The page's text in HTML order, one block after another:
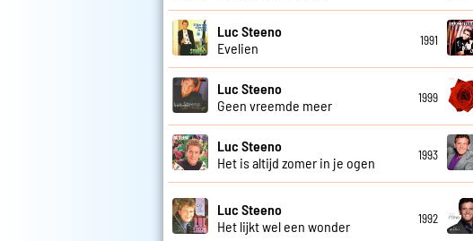
Luc Steeno
Evelien
1991
Luc Steeno
Geen vreemde meer
1999
Luc Steeno
Het is altijd zomer in je ogen
1993
Luc Steeno
Het lijkt wel een wonder
1992